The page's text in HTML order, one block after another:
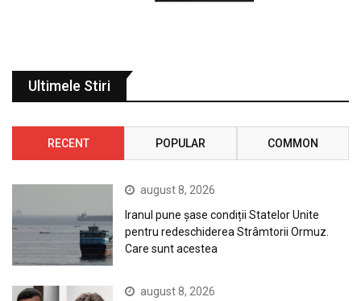
Ultimele Stiri
RECENT POPULAR COMMON
august 8, 2026
Iranul pune șase condiții Statelor Unite
pentru redeschiderea Strâmtorii Ormuz.
Care sunt acestea
august 8, 2026